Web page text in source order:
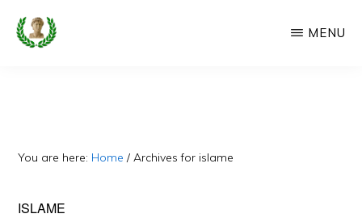
Skip
Faqe
Dedikuar
MENU
You are here: Home / Archives for islame
ISLAME